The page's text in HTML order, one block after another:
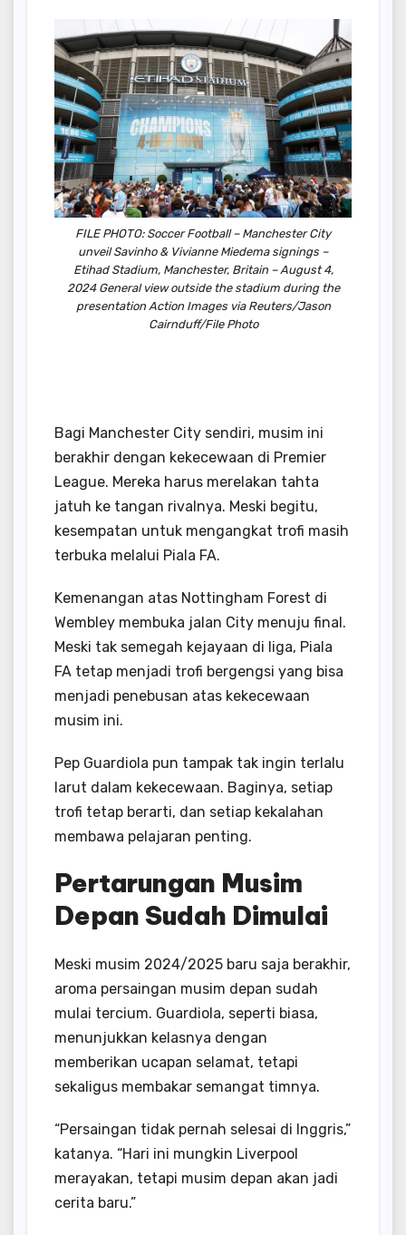
FILE PHOTO: Soccer Football – Manchester City
unveil Savinho & Vivianne Miedema signings –
Etihad Stadium, Manchester, Britain – August 4,
2024 General view outside the stadium during the
presentation Action Images via Reuters/Jason
Cairnduff/File Photo
Bagi Manchester City sendiri, musim ini
berakhir dengan kekecewaan di Premier
League. Mereka harus merelakan tahta
jatuh ke tangan rivalnya. Meski begitu,
kesempatan untuk mengangkat trofi masih
terbuka melalui Piala FA.
Kemenangan atas Nottingham Forest di
Wembley membuka jalan City menuju final.
Meski tak semegah kejayaan di liga, Piala
FA tetap menjadi trofi bergengsi yang bisa
menjadi penebusan atas kekecewaan
musim ini.
Pep Guardiola pun tampak tak ingin terlalu
larut dalam kekecewaan. Baginya, setiap
trofi tetap berarti, dan setiap kekalahan
membawa pelajaran penting.
Pertarungan Musim
Depan Sudah Dimulai
Meski musim 2024/2025 baru saja berakhir,
aroma persaingan musim depan sudah
mulai tercium. Guardiola, seperti biasa,
menunjukkan kelasnya dengan
memberikan ucapan selamat, tetapi
sekaligus membakar semangat timnya.
“Persaingan tidak pernah selesai di Inggris,”
katanya. “Hari ini mungkin Liverpool
merayakan, tetapi musim depan akan jadi
cerita baru.”